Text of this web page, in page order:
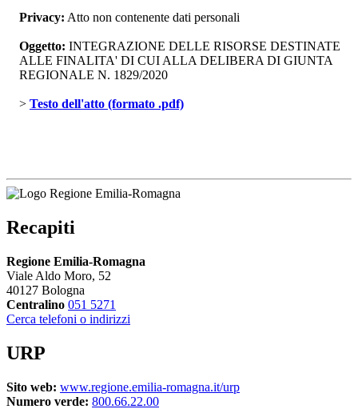
Privacy: Atto non contenente dati personali
Oggetto: INTEGRAZIONE DELLE RISORSE DESTINATE
ALLE FINALITA' DI CUI ALLA DELIBERA DI GIUNTA
REGIONALE N. 1829/2020
> Testo dell'atto (formato .pdf)
Recapiti
Regione Emilia-Romagna
Viale Aldo Moro, 52
40127 Bologna
Centralino 051 5271
Cerca telefoni o indirizzi
URP
Sito web: www.regione.emilia-romagna.it/urp
Numero verde: 800.66.22.00